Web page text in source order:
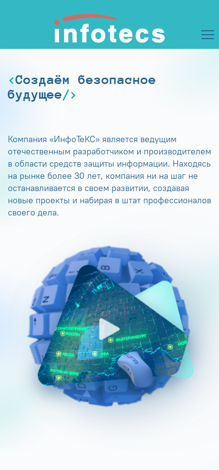
Создаём безопасное
будущее
Компания «ИнфоТеКС» является ведущим
отечественным разработчиком и производителем
в области средств защиты информации. Находясь
на рынке более 30 лет, компания ни на шаг не
останавливается в своем развитии, создавая
новые проекты и набирая в штат профессионалов
своего дела.